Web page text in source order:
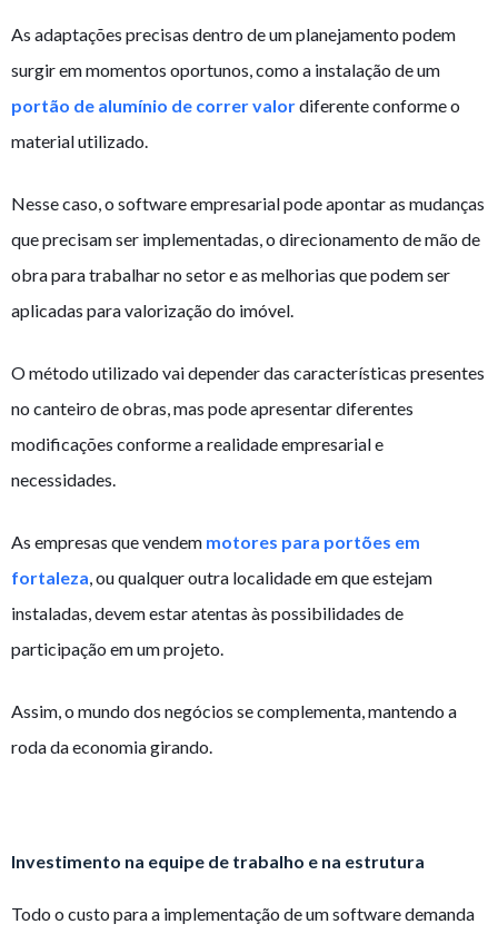
As adaptações precisas dentro de um planejamento podem
surgir em momentos oportunos, como a instalação de um
portão de alumínio de correr valordiferente conforme o
material utilizado.
Nesse caso, o software empresarial pode apontar as mudanças
que precisam ser implementadas, o direcionamento de mão de
obra para trabalhar no setor e as melhorias que podem ser
aplicadas para valorização do imóvel.
O método utilizado vai depender das características presentes
no canteiro de obras, mas pode apresentar diferentes
modificações conforme a realidade empresarial e
necessidades.
As empresas que vendem motores para portões em
fortaleza, ou qualquer outra localidade em que estejam
instaladas, devem estar atentas às possibilidades de
participação em um projeto.
Assim, o mundo dos negócios se complementa, mantendo a
roda da economia girando.
Investimento na equipe de trabalho e na estrutura
Todo o custo para a implementação de um software demanda